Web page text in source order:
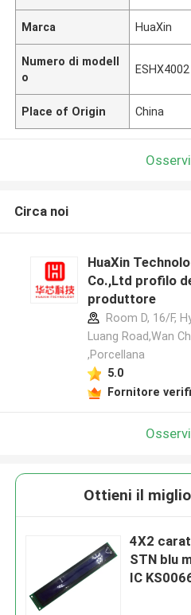
Marca HuaXin
Numero di modell
o
ESHX4002
Place of Origin China
Circa noi
HuaXin
Co.,Ltd profilo
produttore
Room D, 16/F,
Luang Road,Wan
,Porcellana
5.0
Fornitore
Ottieni il
4X2
STN blu
IC